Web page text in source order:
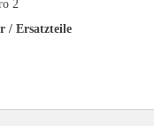
2
/ Ersatzteile